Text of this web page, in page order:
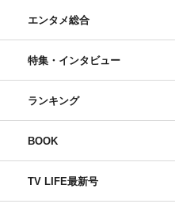
エンタメ総合
特集・インタビュー
ランキング
BOOK
TV LIFE最新号